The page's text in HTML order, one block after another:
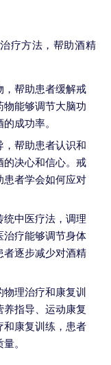
疗方法，帮助酒精
，帮助患者缓解戒
物能够调节大脑功
成功率。
，帮助患者认识和
的决心和信心。戒
患者学会如何应对
统中医疗法，调理
治疗能够调节身体
者逐步减少对酒精
物理治疗和康复训
指导、运动康复
和康复训练，患者
。